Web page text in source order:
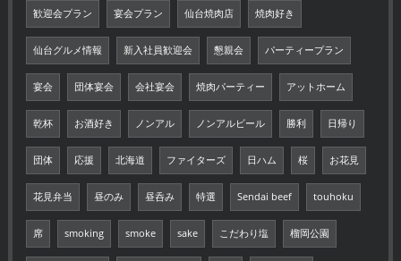
歓迎会プラン 宴会プラン 仙台焼肉店 焼肉好き
仙台グルメ情報 新入社員歓迎会 懇親会 パーティープラン
宴会 団体宴会 会社宴会 焼肉パーティー アットホーム
乾杯 お酒好き ノンアル ノンアルビール 勝利 日帰り
団体 応援 北海道 ファイターズ 日ハム 桜 お花見
花見弁当 昼のみ 昼呑み 特選 Sendai beef touhoku
席 smoking smoke sake こだわり塩 榴岡公園